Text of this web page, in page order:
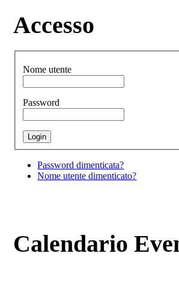
Accesso
Nome utente
Password
Password dimenticata?
Nome utente dimenticato?
Calendario